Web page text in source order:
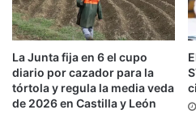
La Junta fija en 6 el cupo
diario por cazador para la
tórtola y regula la media veda
de 2026 en Castilla y León